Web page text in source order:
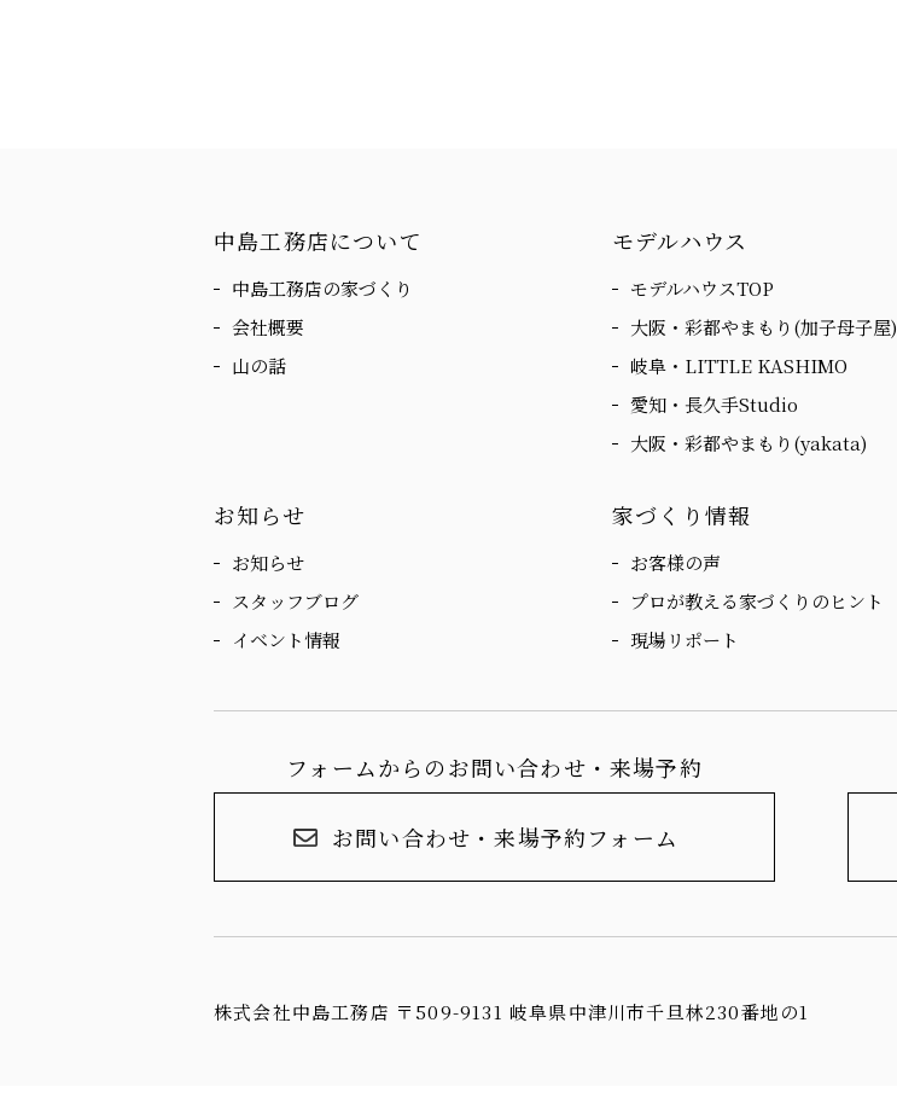
中島工務店について
中島工務店の家づくり
会社概要
山の話
モデルハウス
モデルハウスTOP
大阪・彩都やまもり(加子母子屋)
岐阜・LITTLE KASHIMO
愛知・長久手Studio
大阪・彩都やまもり(yakata)
お知らせ
お知らせ
スタッフブログ
イベント情報
家づくり情報
お客様の声
プロが教える家づくりのヒント
現場リポート
フォームからのお問い合わせ・来場予約
お問い合わせ・来場予約フォーム
株式会社中島工務店 〒509-9131 岐阜県中津川市千旦林230番地の1